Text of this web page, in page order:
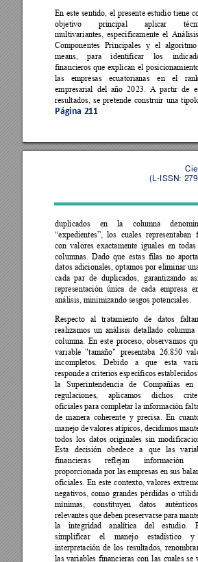
Página 211
En este sentido, el presente estudio tiene
objetivo
principal aplicar
multivariantes, específicamente el
Componentes Principales y el
means,
para identificar los
financieros que explican el
las
empresas ecuatorianas en el
empresarial del año 2023. A partir de
resultados, se pretende construir una
(L-ISSN:
duplicados en la columna
“expedientes”, los cuales representaban
con valores exactamente iguales en todas
columnas. Dado que estas filas no
datos adicionales, optamos por eliminar
cada par de duplicados, garantizando
representación única de cada empresa
análisis, minimizando sesgos potenciales.
Respecto al tratamiento de datos f
realizamos un análisis detallado columna
columna. En este proceso, observamos
variable "tamaño" presentaba 26.850
incompletos.
Debido a que esta
responde a criterios específicos
la Superintendencia de Compañías en
regulaciones,
aplicamos dichos
oficiales para completar la información
de manera coherente y precisa. En
manejo de valores atípicos, decidimos
todos los datos originales sin
Esta decisión obedece a que las
financieras
reflejan información
proporcionada por las empresas en sus
oficiales. En este contexto, valores
negativos, como grandes pérdidas o uti
mínimas,
constituyen datos
relevantes que deben preservarse para
la
integridad analítica del estudio.
simplificar
el manejo estadístico
y
interpretación de los resultados,
las variables financieras con las cuales se